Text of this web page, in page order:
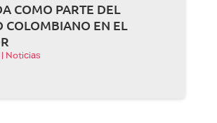
COMO PARTE DEL
COLOMBIANO EN EL
Noticias